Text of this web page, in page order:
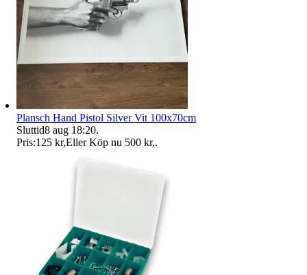
Plansch Hand Pistol Silver Vit 100x70cm
Sluttid8 aug 18:20.
Pris:125 kr,Eller Köp nu 500 kr,.